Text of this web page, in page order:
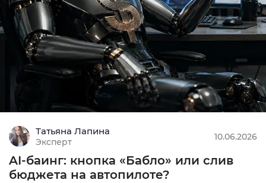
MIN: $100
9.68
Подробнее
Татьяна Лапина
Эксперт
10.06.2026
AI-баинг: кнопка «Бабло» или слив
бюджета на автопилоте?